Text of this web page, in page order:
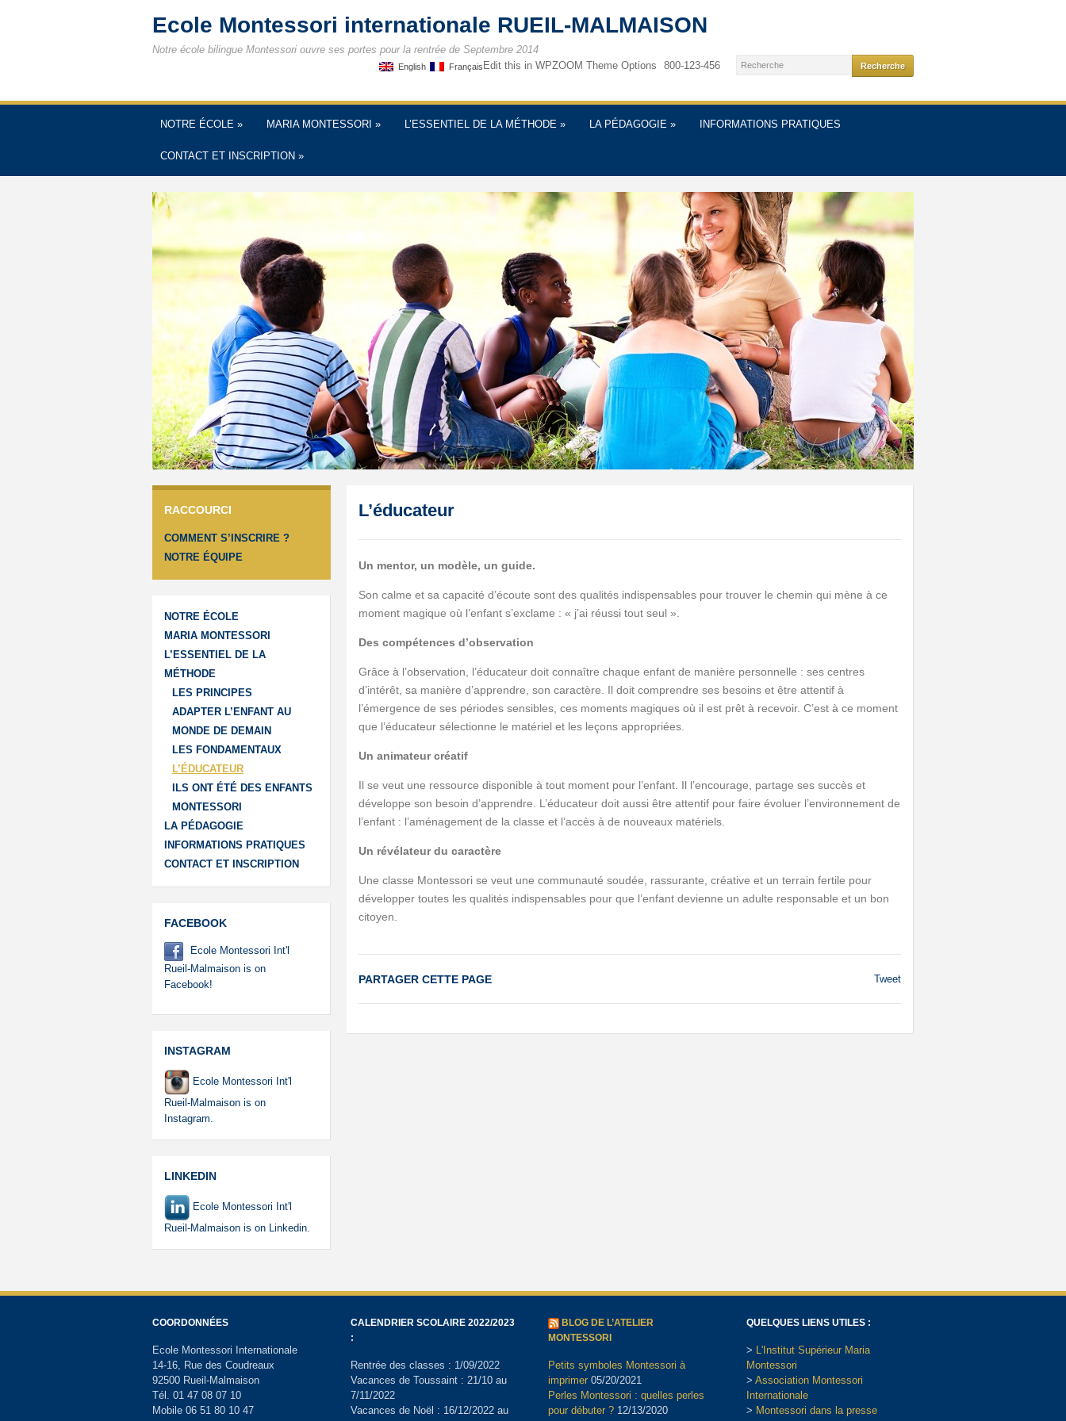
Ecole Montessori internationale RUEIL-MALMAISON
Notre école bilingue Montessori ouvre ses portes pour la rentrée de Septembre 2014
Edit this in WPZOOM Theme Options
800-123-456
English Français
NOTRE ÉCOLE » MARIA MONTESSORI » L’ESSENTIEL DE LA MÉTHODE » LA PÉDAGOGIE » INFORMATIONS PRATIQUES
CONTACT ET INSCRIPTION »
RACCOURCI
COMMENT S’INSCRIRE ?
NOTRE ÉQUIPE
NOTRE ÉCOLE
MARIA MONTESSORI
L’ESSENTIEL DE LA
MÉTHODE
LES PRINCIPES
ADAPTER L’ENFANT AU
MONDE DE DEMAIN
LES FONDAMENTAUX
L’ÉDUCATEUR
ILS ONT ÉTÉ DES ENFANTS
MONTESSORI
LA PÉDAGOGIE
INFORMATIONS PRATIQUES
CONTACT ET INSCRIPTION
FACEBOOK
Ecole Montessori Int'l
Rueil-Malmaison is on
Facebook!
INSTAGRAM
Ecole Montessori Int'l
Rueil-Malmaison is on
Instagram.
LINKEDIN
Ecole Montessori Int'l
Rueil-Malmaison is on Linkedin.
L’éducateur
Un mentor, un modèle, un guide.
Son calme et sa capacité d’écoute sont des qualités indispensables pour trouver le chemin qui mène à ce
moment magique où l’enfant s’exclame : « j’ai réussi tout seul ».
Des compétences d’observation
Grâce à l’observation, l’éducateur doit connaître chaque enfant de manière personnelle : ses centres
d’intérêt, sa manière d’apprendre, son caractère. Il doit comprendre ses besoins et être attentif à
l’émergence de ses périodes sensibles, ces moments magiques où il est prêt à recevoir. C’est à ce moment
que l’éducateur sélectionne le matériel et les leçons appropriées.
Un animateur créatif
Il se veut une ressource disponible à tout moment pour l’enfant. Il l’encourage, partage ses succès et
développe son besoin d’apprendre. L’éducateur doit aussi être attentif pour faire évoluer l’environnement de
l’enfant : l’aménagement de la classe et l’accès à de nouveaux matériels.
Un révélateur du caractère
Une classe Montessori se veut une communauté soudée, rassurante, créative et un terrain fertile pour
développer toutes les qualités indispensables pour que l’enfant devienne un adulte responsable et un bon
citoyen.
Tweet
PARTAGER CETTE PAGE
COORDONNÉES
Ecole Montessori Internationale
14-16, Rue des Coudreaux
92500 Rueil-Malmaison
Tél. 01 47 08 07 10
Mobile 06 51 80 10 47
CALENDRIER SCOLAIRE 2022/2023
:
Rentrée des classes : 1/09/2022
Vacances de Toussaint : 21/10 au
7/11/2022
Vacances de Noël : 16/12/2022 au
BLOG DE L’ATELIER
MONTESSORI
Petits symboles Montessori à
imprimer 05/20/2021
Perles Montessori : quelles perles
pour débuter ? 12/13/2020
QUELQUES LIENS UTILES :
> L'Institut Supérieur Maria
Montessori
> Association Montessori
Internationale
> Montessori dans la presse